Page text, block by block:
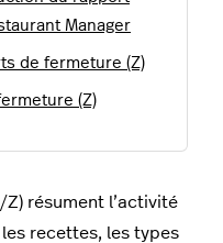
Manager
de fermeture (Z)
(Z)
résument l’activité
recettes, les types